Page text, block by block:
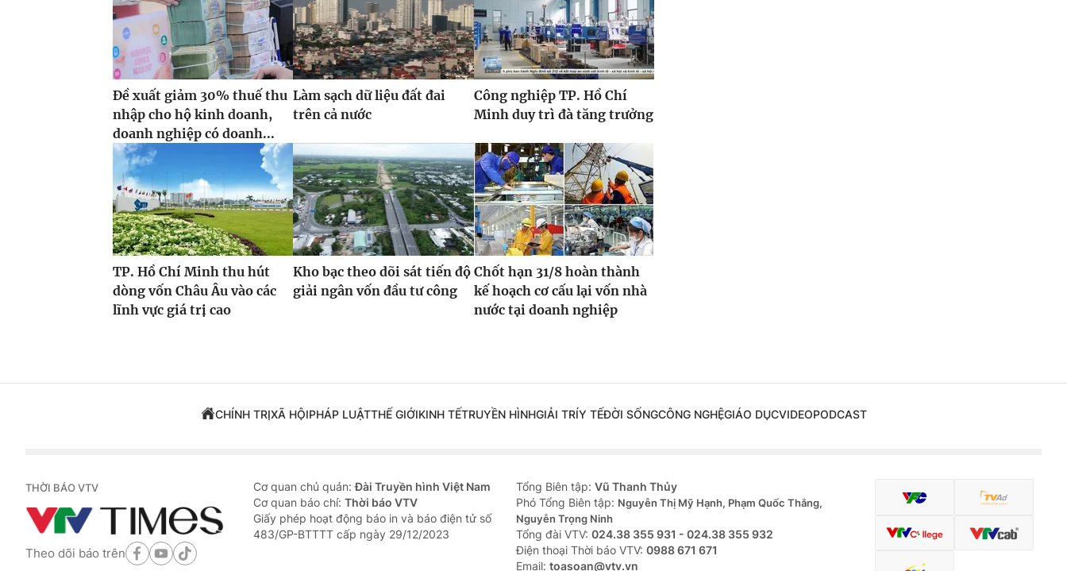
Đề xuất giảm 30% thuế thu
nhập cho hộ kinh doanh,
doanh nghiệp có doanh...
Làm sạch dữ liệu đất đai
trên cả nước
Công nghiệp TP. Hồ Chí
Minh duy trì đà tăng trưởng
TP. Hồ Chí Minh thu hút
dòng vốn Châu Âu vào các
lĩnh vực giá trị cao
Kho bạc theo dõi sát tiến độ
giải ngân vốn đầu tư công
Chốt hạn 31/8 hoàn thành
kế hoạch cơ cấu lại vốn nhà
nước tại doanh nghiệp
CHÍNH TRỊXÃ HỘIPHÁP LUẬTTHẾ GIỚIKINH TẾTRUYỀN HÌNHGIẢI TRÍY TẾĐỜI SỐNGCÔNG NGHỆGIÁO DỤCVIDEOPODCAST
THỜI BÁO VTV
Theo dõi báo trên
Cơ quan chủ quản:Đài Truyền hình Việt Nam
Cơ quan báo chí: Thời báo VTV
Giấy phép hoạt động báo in và báo điện tử số
483/GP-BTTTT cấp ngày 29/12/2023
Tổng Biên tập: Vũ Thanh Thủy
Phó Tổng Biên tập: Nguyễn Thị Mỹ Hạnh, Phạm Quốc Thắng,
Nguyễn Trọng Ninh
Tổng đài VTV: 024.38 355 931 - 024.38 355 932
Ðiện thoại Thời báo VTV: 0988 671 671
Email: toasoan@vtv.vn